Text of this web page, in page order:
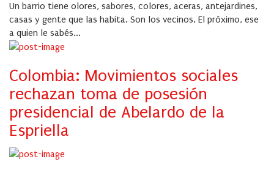
Un barrio tiene olores, sabores, colores, aceras, antejardines,
casas y gente que las habita. Son los vecinos. El próximo, ese
a quien le sabés...
Colombia: Movimientos sociales
rechazan toma de posesión
presidencial de Abelardo de la
Espriella